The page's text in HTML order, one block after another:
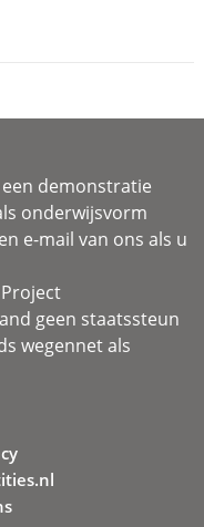
demonstratie
onderwijsvorm
e-mail van ons als u
geen staatssteun
wegennet als